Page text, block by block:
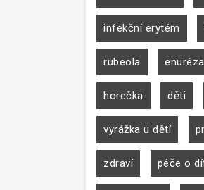
infekční erytém
rubeola enuréza
horečka děti
vyrážka u dětí
zdraví péče o